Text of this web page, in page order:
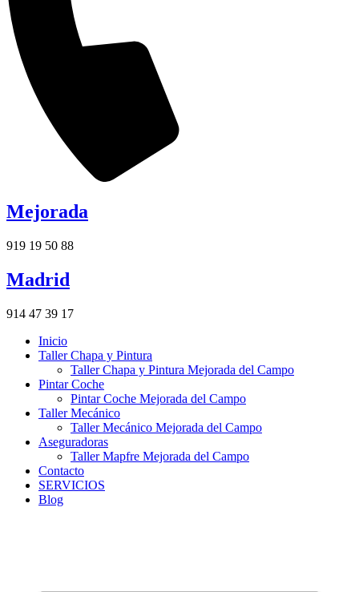
Mejorada
919 19 50 88
Madrid
914 47 39 17
Inicio
Taller Chapa y Pintura
Taller Chapa y Pintura Mejorada del Campo
Pintar Coche
Pintar Coche Mejorada del Campo
Taller Mecánico
Taller Mecánico Mejorada del Campo
Aseguradoras
Taller Mapfre Mejorada del Campo
Contacto
SERVICIOS
Blog